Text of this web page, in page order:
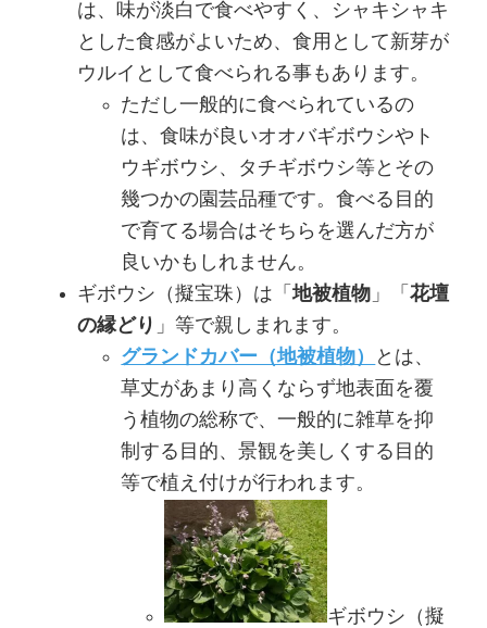
は、味が淡白で食べやすく、シャキシャキ
とした食感がよいため、食用として新芽が
ウルイとして食べられる事もあります。
ただし一般的に食べられているの
は、食味が良いオオバギボウシやト
ウギボウシ、タチギボウシ等とその
幾つかの園芸品種です。食べる目的
で育てる場合はそちらを選んだ方が
良いかもしれません。
ギボウシ（擬宝珠）は「地被植物 」「花壇
の縁どり 」等で親しまれます。
グランドカバー（地被植物）
とは、
草丈があまり高くならず地表面を覆
う植物の総称で、一般的に雑草を抑
制する目的、景観を美しくする目的
等で植え付けが行われます。
ギボウシ（擬